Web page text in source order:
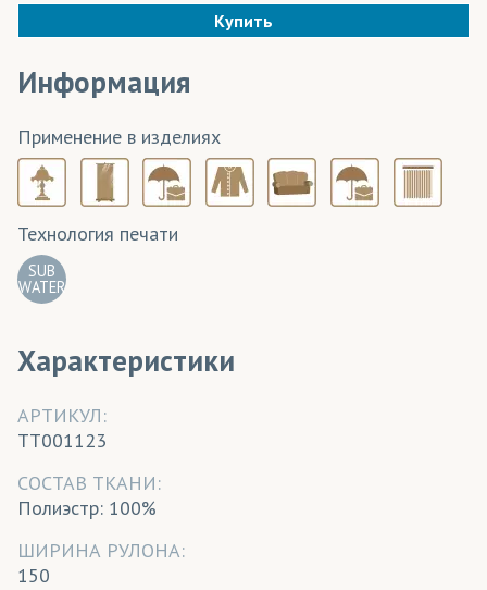
Купить
Информация
Применение в изделиях
Технология печати
SUB
WATER
Характеристики
АРТИКУЛ:
TT001123
CОСТАВ ТКАНИ:
Полиэстр: 100%
ШИРИНА РУЛОНА:
150